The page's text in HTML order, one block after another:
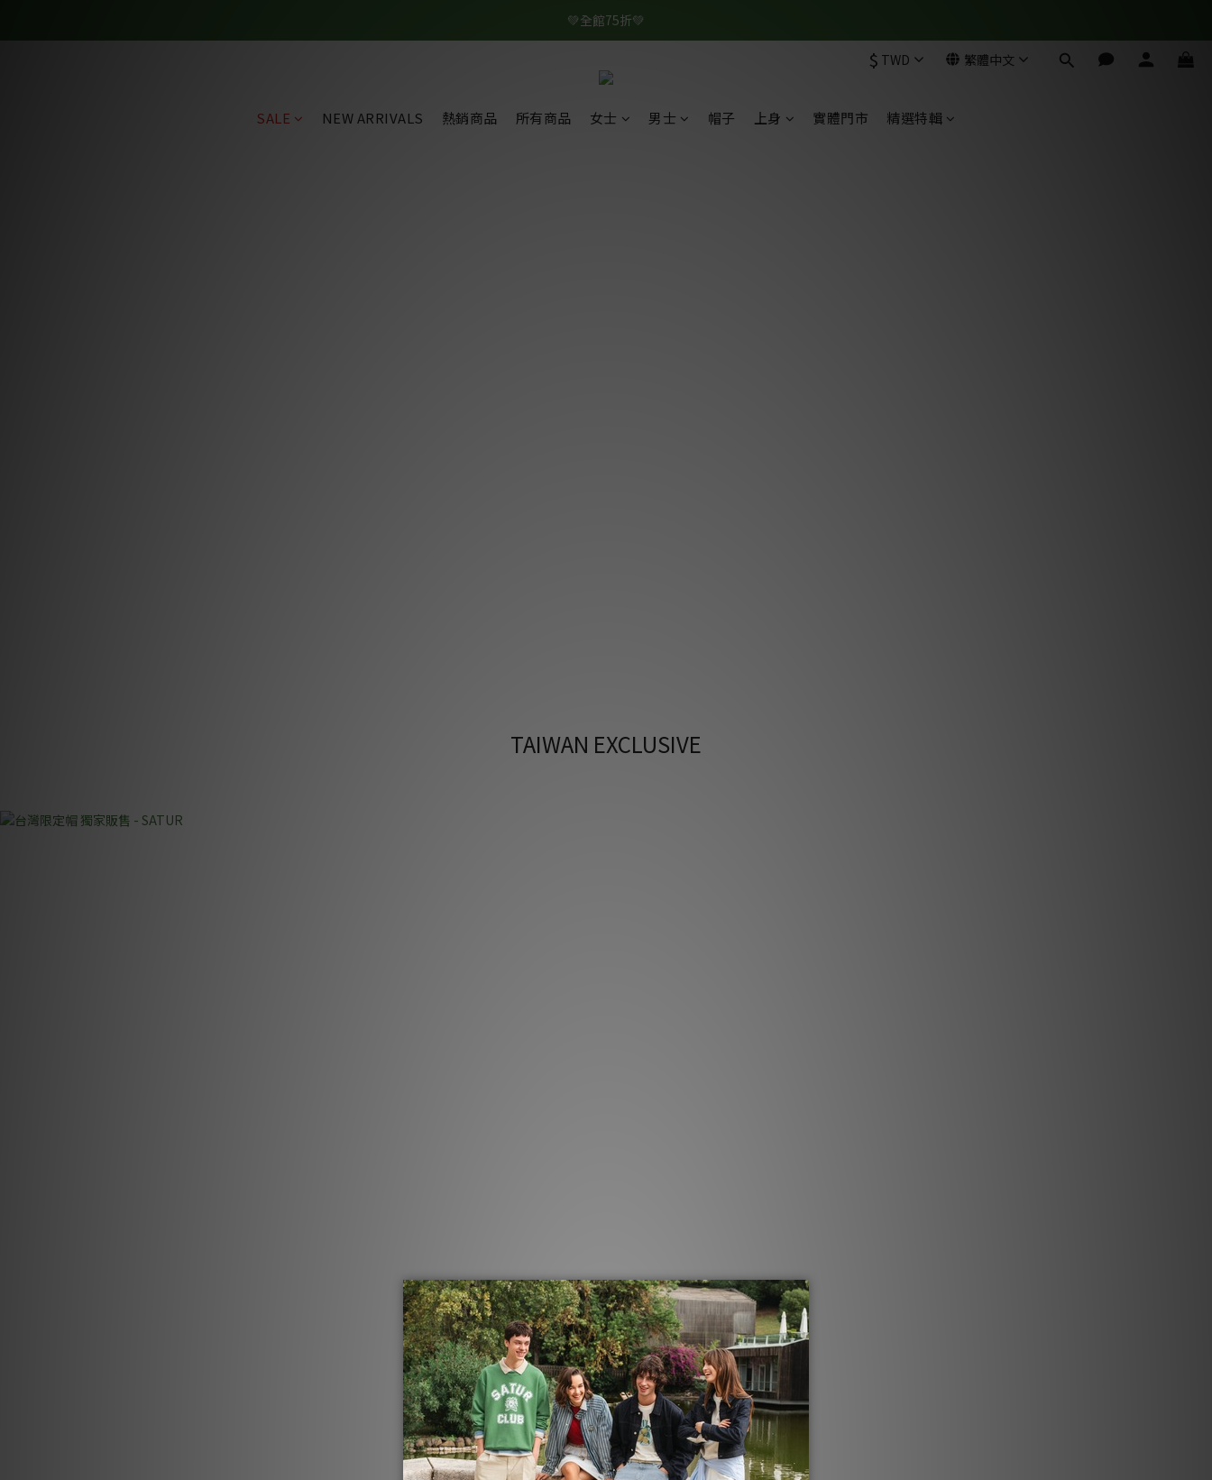
💚全館75折💚
$ TWD 繁體中文
SALE NEW ARRIVALS 熱銷商品 所有商品 女士 男士 帽子 上身 實體門市 精選特輯
TAIWAN EXCLUSIVE